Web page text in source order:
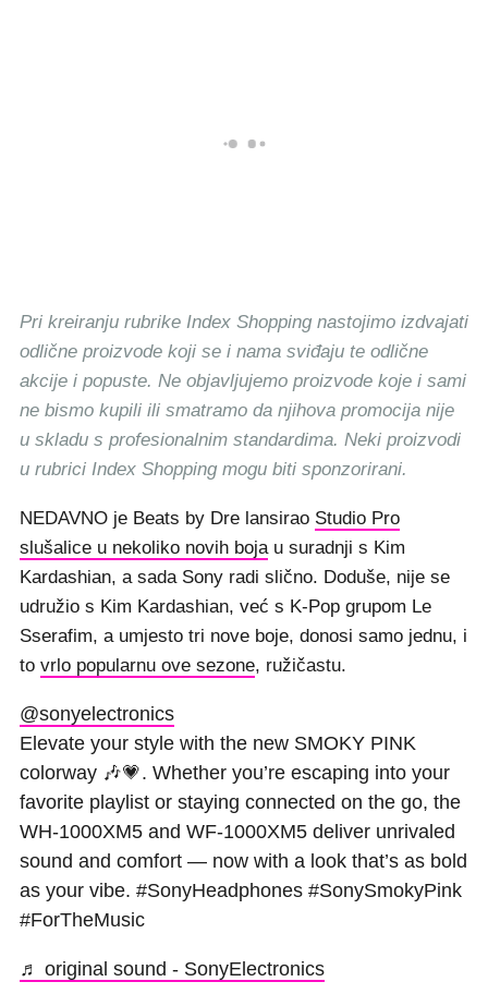
Pri kreiranju rubrike Index Shopping nastojimo izdvajati
odlične proizvode koji se i nama sviđaju te odlične
akcije i popuste. Ne objavljujemo proizvode koje i sami
ne bismo kupili ili smatramo da njihova promocija nije
u skladu s profesionalnim standardima. Neki proizvodi
u rubrici Index Shopping mogu biti sponzorirani.
NEDAVNO je Beats by Dre lansirao Studio Pro
slušalice u nekoliko novih bojau suradnji s Kim
Kardashian, a sada Sony radi slično. Doduše, nije se
udružio s Kim Kardashian, već s K-Pop grupom Le
Sserafim, a umjesto tri nove boje, donosi samo jednu, i
to vrlo popularnu ove sezone, ružičastu.
@sonyelectronics
Elevate your style with the new SMOKY PINK
colorway 🎶💗. Whether you’re escaping into your
favorite playlist or staying connected on the go, the
WH-1000XM5 and WF-1000XM5 deliver unrivaled
sound and comfort — now with a look that’s as bold
as your vibe. #SonyHeadphones #SonySmokyPink
#ForTheMusic
♬ original sound - SonyElectronics